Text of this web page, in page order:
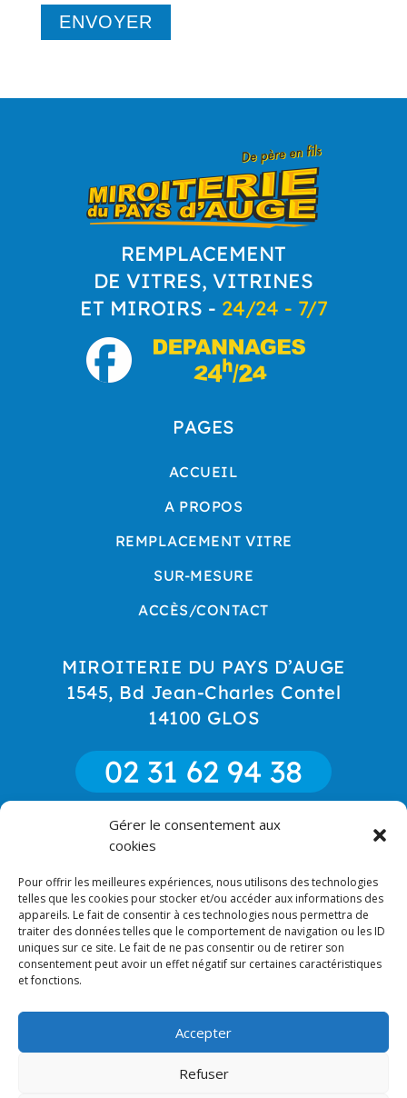
Gérer le consentement aux
cookies
Pour offrir les meilleures expériences, nous utilisons des technologies
telles que les cookies pour stocker et/ou accéder aux informations des
appareils. Le fait de consentir à ces technologies nous permettra de
traiter des données telles que le comportement de navigation ou les ID
uniques sur ce site. Le fait de ne pas consentir ou de retirer son
consentement peut avoir un effet négatif sur certaines caractéristiques
et fonctions.
Accepter
Refuser
REMPLACEMENT
DE VITRES, VITRINES
ET MIROIRS - 24/24 - 7/7
PAGES
ACCUEIL
A PROPOS
REMPLACEMENT VITRE
SUR-MESURE
ACCÈS/CONTACT
MIROITERIE DU PAYS D’AUGE
1545, Bd Jean-Charles Contel
14100 GLOS
02 31 62 94 38
06 85 52 18 90
CONTACT
RECHERCHES FRÉQUENTES
2023 © Miroiterie du Pays d'Auge - Tous droits réservés |